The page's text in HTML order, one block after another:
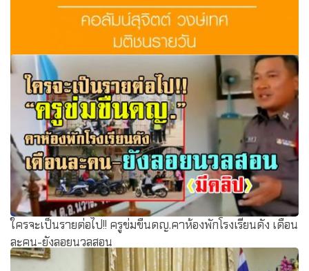
เลิกโทษเด็กนักเรียนได้ไหม! ผลการทดสอบขั้นพื้นฐาน หรือโอ
เน็ต
ใครจะเป็นรายต่อไป!! ครูข่มขืนดญ.คาห้องพักโรงเรียนดัง เดือน
ละคน-ยังลอยนวลสอน